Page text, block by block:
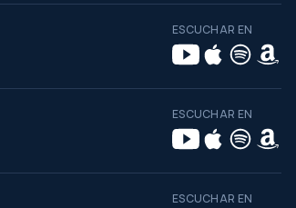
ESCUCHAR EN
ESCUCHAR EN
ESCUCHAR EN